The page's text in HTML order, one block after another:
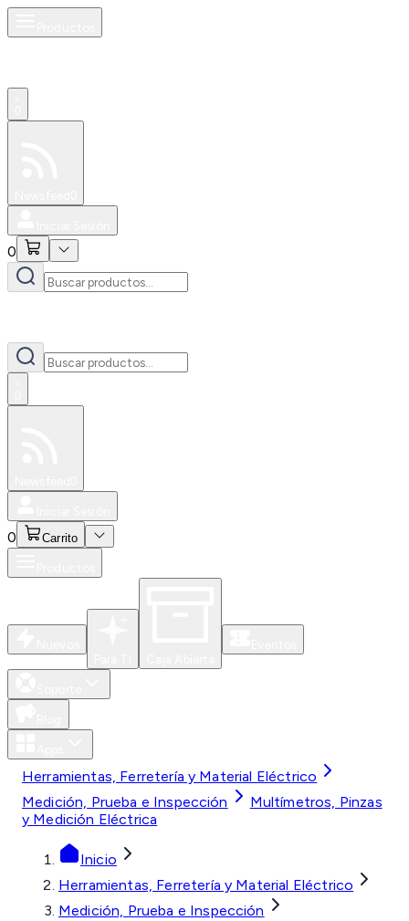
0
0 Carrito
Herramientas, Ferretería y Material Eléctrico
Medición, Prueba e Inspección
Multímetros, Pinzas
y Medición Eléctrica
Inicio
Herramientas, Ferretería y Material Eléctrico
Medición, Prueba e Inspección